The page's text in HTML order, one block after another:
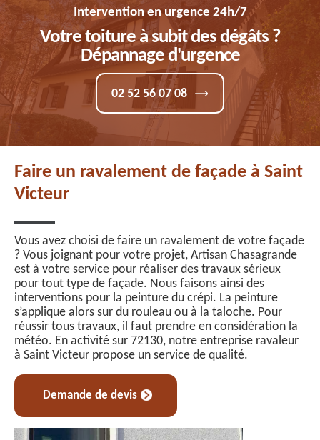
Intervention en urgence 24h/7
Votre toiture à subit des dégâts ?
Dépannage d'urgence
02 52 56 07 08
Faire un ravalement de façade à Saint
Victeur
Vous avez choisi de faire un ravalement de votre façade
? Vous joignant pour votre projet, Artisan Chasagrande
est à votre service pour réaliser des travaux sérieux
pour tout type de façade. Nous faisons ainsi des
interventions pour la peinture du crépi. La peinture
s’applique alors sur du rouleau ou à la taloche. Pour
réussir tous travaux, il faut prendre en considération la
météo. En activité sur 72130, notre entreprise ravaleur
à Saint Victeur propose un service de qualité.
Demande de devis